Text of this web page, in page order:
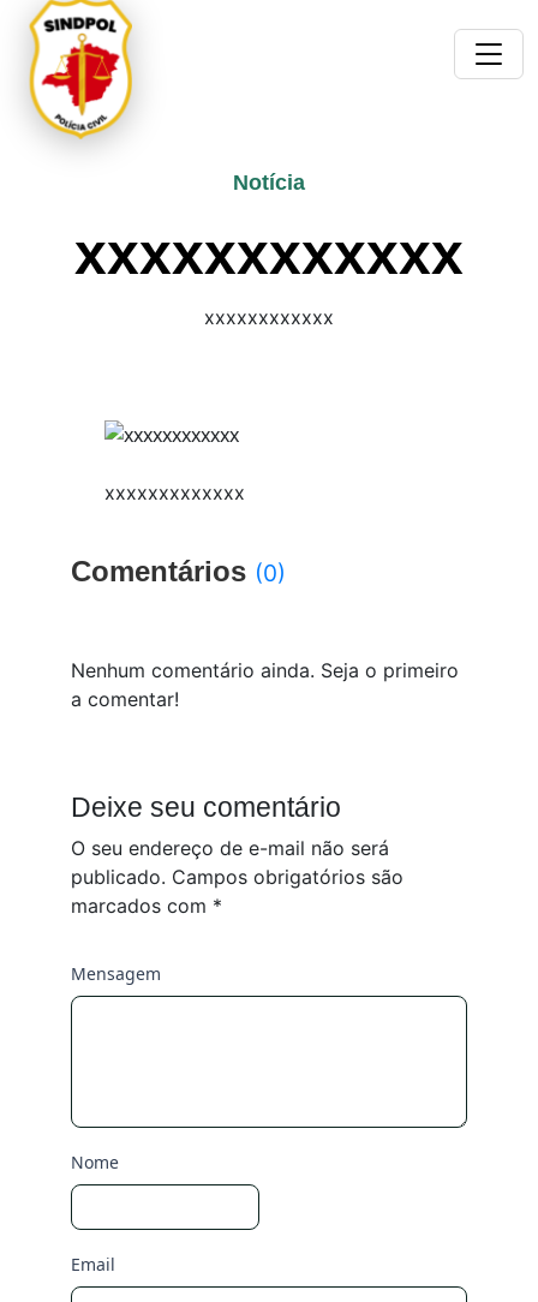
Notícia
xxxxxxxxxxxx
xxxxxxxxxxxx
xxxxxxxxxxxxx
Comentários (0)
Nenhum comentário ainda. Seja o primeiro
a comentar!
Deixe seu comentário
O seu endereço de e-mail não será
publicado. Campos obrigatórios são
marcados com *
Mensagem
Nome
Email